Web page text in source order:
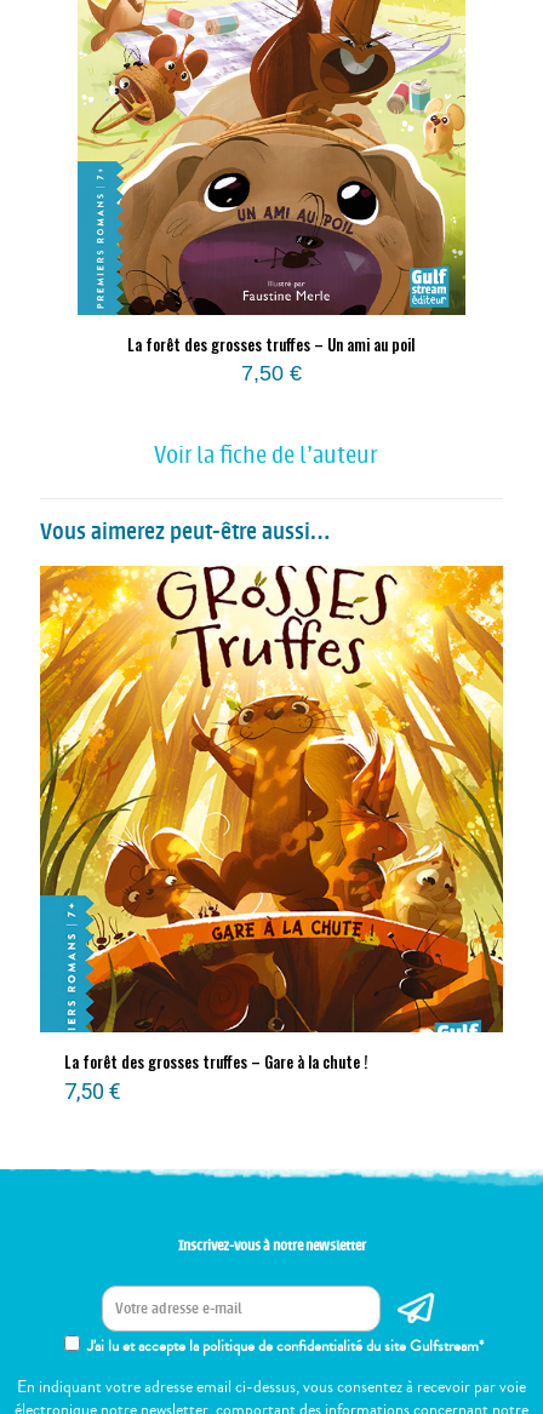
La forêt des grosses truffes – Un ami au poil
7,50 €
Voir la fiche de l'auteur
Vous aimerez peut-être aussi…
La forêt des grosses truffes – Gare à la chute !
7,50 €
Inscrivez-vous à notre newsletter
J'ai lu et accepte la politique de confidentialité du site Gulfstream*
En indiquant votre adresse email ci-dessus, vous consentez à recevoir par voie